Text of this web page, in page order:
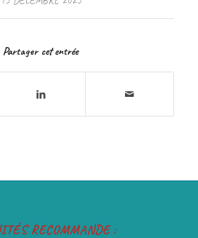
Partager cet entrée
RECOMMANDE :